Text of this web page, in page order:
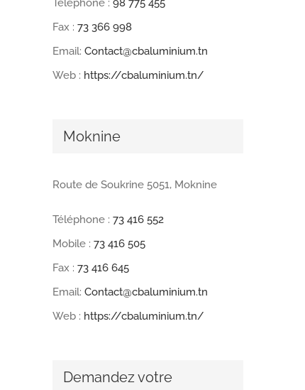
Téléphone : 98 775 455
Fax : 73 366 998
Email: Contact@cbaluminium.tn
Web : https://cbaluminium.tn/
Moknine
Route de Soukrine 5051, Moknine
Téléphone : 73 416 552
Mobile : 73 416 505
Fax : 73 416 645
Email: Contact@cbaluminium.tn
Web : https://cbaluminium.tn/
Demandez votre